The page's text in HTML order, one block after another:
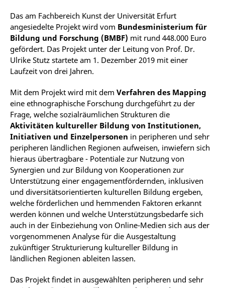
Das am Fachbereich Kunst der Universität Erfurt
angesiedelte Projekt wird vom Bundesministerium für
Bildung und Forschung (BMBF) mit rund 448.000 Euro
gefördert. Das Projekt unter der Leitung von Prof. Dr.
Ulrike Stutz startete am 1. Dezember 2019 mit einer
Laufzeit von drei Jahren.
Mit dem Projekt wird mit dem Verfahren des Mapping
eine ethnographische Forschung durchgeführt zu der
Frage, welche sozialräumlichen Strukturen die
Aktivitäten kultureller Bildung von Institutionen,
Initiativen und Einzelpersonen in peripheren und sehr
peripheren ländlichen Regionen aufweisen, inwiefern sich
hieraus übertragbare - Potentiale zur Nutzung von
Synergien und zur Bildung von Kooperationen zur
Unterstützung einer engagementfördernden, inklusiven
und diversitätsorientierten kulturellen Bildung ergeben,
welche förderlichen und hemmenden Faktoren erkannt
werden können und welche Unterstützungsbedarfe sich
auch in der Einbeziehung von Online-Medien sich aus der
vorgenommenen Analyse für die Ausgestaltung
zukünftiger Strukturierung kultureller Bildung in
ländlichen Regionen ableiten lassen.
Das Projekt findet in ausgewählten peripheren und sehr